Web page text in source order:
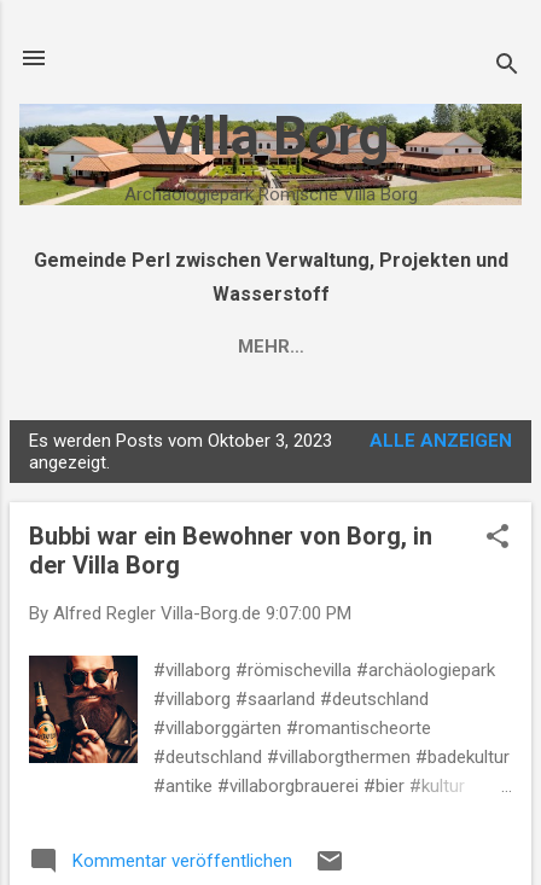
Villa Borg
Archäologiepark Römische Villa Borg
Gemeinde Perl zwischen Verwaltung, Projekten und
Wasserstoff
MEHR…
o
Es werden Posts vom Oktober 3, 2023
angezeigt.
ALLE ANZEIGEN
Bubbi war ein Bewohner von Borg, in
der Villa Borg
By Alfred Regler Villa-Borg.de 9:07:00 PM
#villaborg #römischevilla #archäologiepark
#villaborg #saarland #deutschland
#villaborggärten #romantischeorte
#deutschland #villaborgthermen #badekultur
#antike #villaborgbrauerei #bier #kultur
#deutschland Die wahre Geschichte der Villa
Kommentar veröffentlichen